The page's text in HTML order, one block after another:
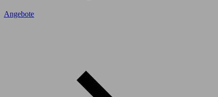
Angebote